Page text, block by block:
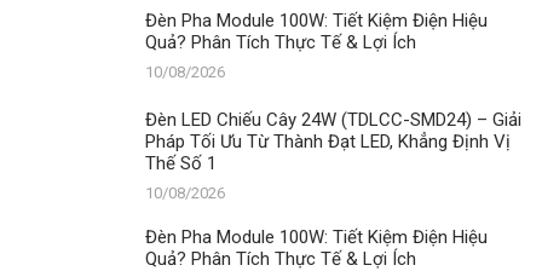
Lợi
Ích
Module
100W:
Chuyên
Gia
Đèn Pha Module 100W: Tiết Kiệm Điện Hiệu
Quả? Phân Tích Thực Tế & Lợi Ích
10/08/2026
Đèn LED Chiếu Cây 24W (TDLCC-SMD24) – Giải
Pháp Tối Ưu Từ Thành Đạt LED, Khẳng Định Vị
Thế Số 1
10/08/2026
Đèn Pha Module 100W: Tiết Kiệm Điện Hiệu
Quả? Phân Tích Thực Tế & Lợi Ích